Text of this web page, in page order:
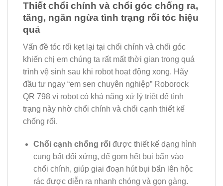
Thiết chổi chính và chổi góc chống ra,
tăng, ngăn ngừa tình trạng rối tóc hiệu
quả
Vấn đề tóc rối kẹt lại tại chổi chính và chối góc
khiến chị em chúng ta rất mất thời gian trong quá
trình vệ sinh sau khi robot hoạt động xong. Hãy
đầu tư ngay “em sen chuyên nghiệp” Roborock
QR 798 vì robot có khả năng xử lý triệt để tình
trạng này nhờ chổi chính và chổi cạnh thiết kế
chống rối.
Chổi cạnh chống rốiđược thiết kế dạng hình
cung bất đối xứng, để gom hết bụi bẩn vào
chổi chính, giúp giai đoạn hút bụi bẩn lên hộc
rác được diễn ra nhanh chóng và gọn gàng.